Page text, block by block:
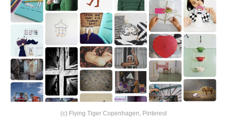
(c) Flying Tiger Copenhagen, Pinterest